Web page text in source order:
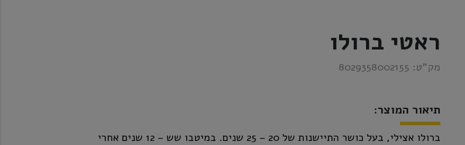
ראטי ברולו
מק”ט: 8029358002155
תיאור המוצר:
ברולו אצילי, בעל כושר התיישנות של 20 – 25 שנים. במיטבו שש – 12 שנים אחרי